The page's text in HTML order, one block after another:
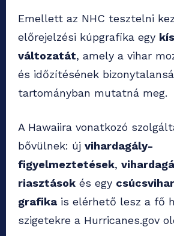
Emellett az NHC tesztelni
előrejelzési kúpgrafika egy
változatát, amely a vihar
és időzítésének
tartományban mutatná meg.
A Hawaiira vonatkozó
bővülnek: új vihardagály-
figyelmeztetések,
riasztások és egy
grafika is elérhető lesz a fő
szigetekre a Hurricanes.gov